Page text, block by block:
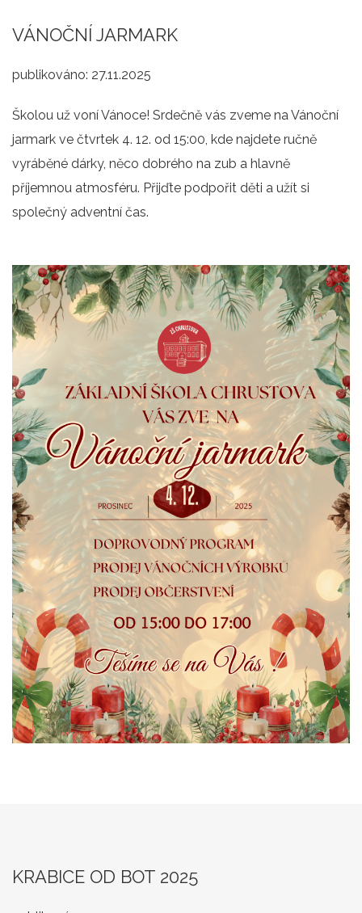
VÁNOČNÍ JARMARK
publikováno: 27.11.2025
Školou už voní Vánoce! Srdečně vás zveme na Vánoční
jarmark ve čtvrtek 4. 12. od 15:00, kde najdete ručně
vyráběné dárky, něco dobrého na zub a hlavně
příjemnou atmosféru. Přijďte podpořit děti a užít si
společný adventní čas.
KRABICE OD BOT 2025